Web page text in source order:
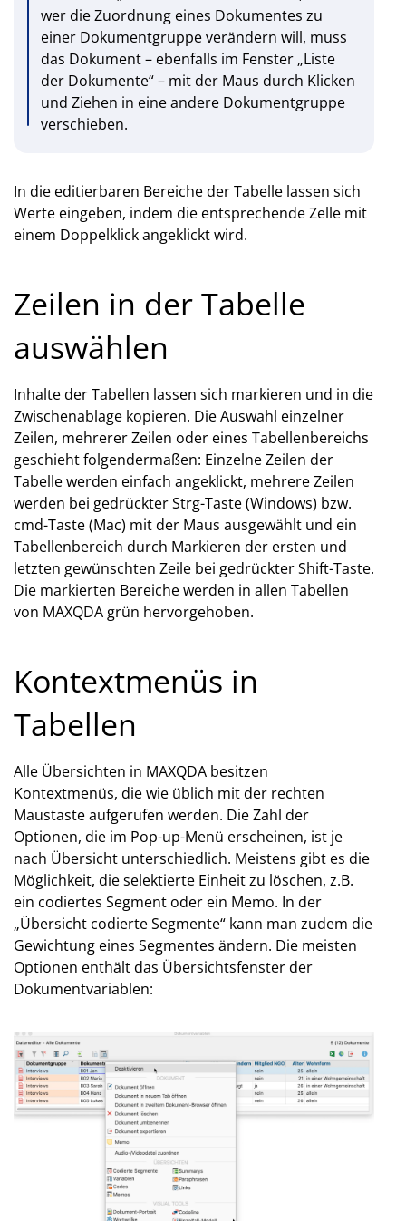
wer die Zuordnung eines Dokumentes zu
einer Dokumentgruppe verändern will, muss
das Dokument – ebenfalls im Fenster „Liste
der Dokumente“ – mit der Maus durch Klicken
und Ziehen in eine andere Dokumentgruppe
verschieben.
In die editierbaren Bereiche der Tabelle lassen sich
Werte eingeben, indem die entsprechende Zelle mit
einem Doppelklick angeklickt wird.
Zeilen in der Tabelle
auswählen
Inhalte der Tabellen lassen sich markieren und in die
Zwischenablage kopieren. Die Auswahl einzelner
Zeilen, mehrerer Zeilen oder eines Tabellenbereichs
geschieht folgendermaßen: Einzelne Zeilen der
Tabelle werden einfach angeklickt, mehrere Zeilen
werden bei gedrückter Strg-Taste (Windows) bzw.
cmd-Taste (Mac) mit der Maus ausgewählt und ein
Tabellenbereich durch Markieren der ersten und
letzten gewünschten Zeile bei gedrückter Shift-Taste.
Die markierten Bereiche werden in allen Tabellen
von MAXQDA grün hervorgehoben.
Kontextmenüs in
Tabellen
Alle Übersichten in MAXQDA besitzen
Kontextmenüs, die wie üblich mit der rechten
Maustaste aufgerufen werden. Die Zahl der
Optionen, die im Pop-up-Menü erscheinen, ist je
nach Übersicht unterschiedlich. Meistens gibt es die
Möglichkeit, die selektierte Einheit zu löschen, z.B.
ein codiertes Segment oder ein Memo. In der
„Übersicht codierte Segmente“ kann man zudem die
Gewichtung eines Segmentes ändern. Die meisten
Optionen enthält das Übersichtsfenster der
Dokumentvariablen: